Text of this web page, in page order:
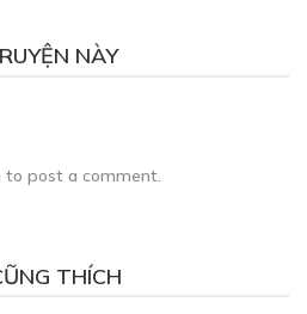
NÀY
to post a comment.
THÍCH